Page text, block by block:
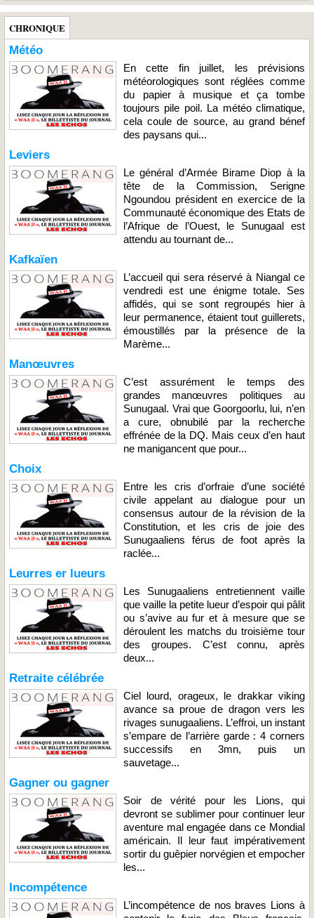
CHRONIQUE
Météo
En cette fin juillet, les prévisions
météorologiques sont réglées comme
du papier à musique et ça tombe
toujours pile poil. La météo climatique,
cela coule de source, au grand bénef
des paysans qui...
Leviers
Le général d’Armée Birame Diop à la
tête de la Commission, Serigne
Ngoundou président en exercice de la
Communauté économique des Etats de
l’Afrique de l’Ouest, le Sunugaal est
attendu au tournant de...
Kafkaïen
L’accueil qui sera réservé à Niangal ce
vendredi est une énigme totale. Ses
affidés, qui se sont regroupés hier à
leur permanence, étaient tout guillerets,
émoustillés par la présence de la
Marème...
Manœuvres
C’est assurément le temps des
grandes manœuvres politiques au
Sunugaal. Vrai que Goorgoorlu, lui, n’en
a cure, obnubilé par la recherche
effrénée de la DQ. Mais ceux d’en haut
ne manigancent que pour...
Choix
Entre les cris d’orfraie d’une société
civile appelant au dialogue pour un
consensus autour de la révision de la
Constitution, et les cris de joie des
Sunugaaliens férus de foot après la
raclée...
Leurres er lueurs
Les Sunugaaliens entretiennent vaille
que vaille la petite lueur d’espoir qui pâlit
ou s’avive au fur et à mesure que se
déroulent les matchs du troisième tour
des groupes. C’est connu, après
deux...
Retraite célébrée
Ciel lourd, orageux, le drakkar viking
avance sa proue de dragon vers les
rivages sunugaaliens. L’effroi, un instant
s’empare de l’arrière garde : 4 corners
successifs en 3mn, puis un
sauvetage...
Gagner ou gagner
Soir de vérité pour les Lions, qui
devront se sublimer pour continuer leur
aventure mal engagée dans ce Mondial
américain. Il leur faut impérativement
sortir du guêpier norvégien et empocher
les...
Incompétence
L’incompétence de nos braves Lions à